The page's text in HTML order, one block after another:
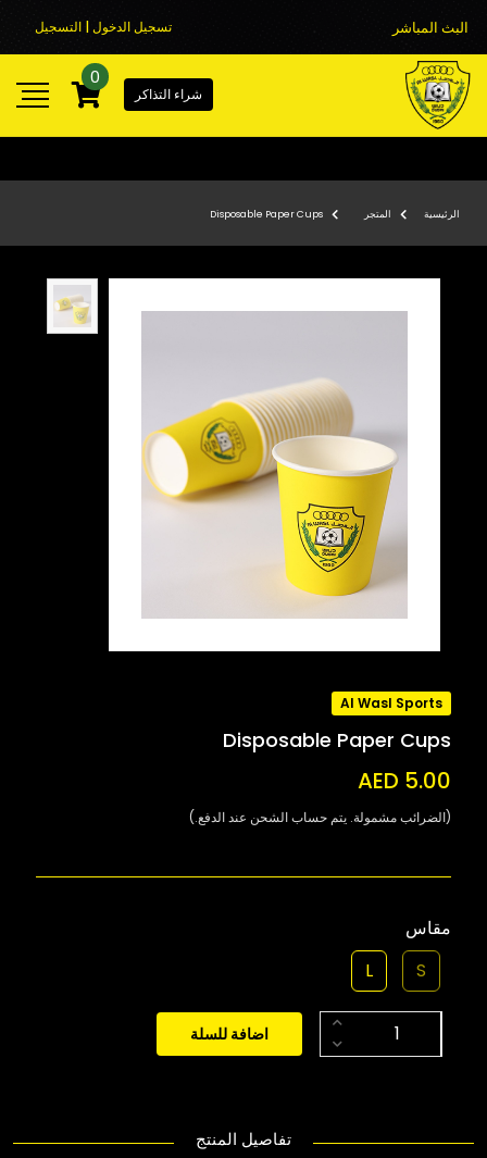
البث المباشر تسجيل الدخول | التسجيل
شراء التذاكر
0
الرئيسية المتجر Disposable Paper Cups
Al Wasl Sports
Disposable Paper Cups
AED 5.00
(الضرائب مشمولة. يتم حساب الشحن عند الدفع.)
مقاس
S
L
اضافة للسلة
تفاصيل المنتج